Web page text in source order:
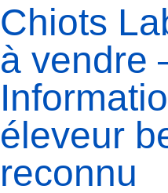
Chiots
à vendre
éleveur
reconnu